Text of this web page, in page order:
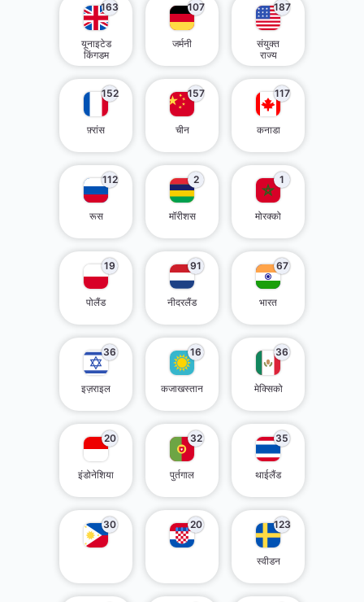
163
यूनाइटेड
किंगडम
107
जर्मनी
187
संयुक्त
राज्य
152
फ़्रांस
157
चीन
117
कनाडा
112
रूस
2
मॉरीशस
1
मोरक्को
19
पोलैंड
91
नीदरलैंड
67
भारत
36
इज़राइल
16
कजाखस्तान
36
मेक्सिको
20
इंडोनेशिया
32
पुर्तगाल
35
थाईलैंड
30 20 123
स्वीडन